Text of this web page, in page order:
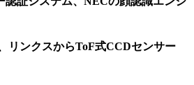
リンクスからToF式CCDセンサー